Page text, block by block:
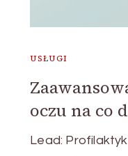
USŁUGI
oczu na co
Lead: